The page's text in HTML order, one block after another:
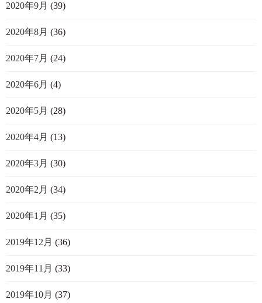
2020年9月 (39)
2020年8月 (36)
2020年7月 (24)
2020年6月 (4)
2020年5月 (28)
2020年4月 (13)
2020年3月 (30)
2020年2月 (34)
2020年1月 (35)
2019年12月 (36)
2019年11月 (33)
2019年10月 (37)